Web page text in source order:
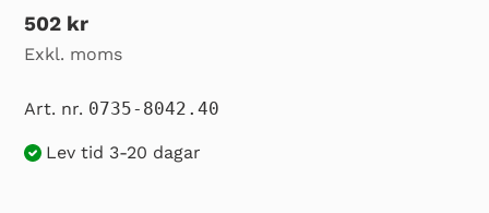
Ordinarie
pris
502 kr
Exkl. moms
Art. nr. 0735-8042.40
Lev tid 3-20 dagar